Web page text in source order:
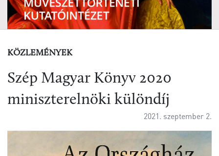
KÖZLEMÉNYEK
Szép Magyar Könyv 2020
miniszterelnöki különdíj
2021. szeptember 2.